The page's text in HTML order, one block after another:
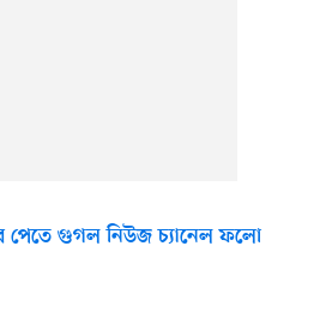
গুগল নিউজ চ্যানেল ফলো